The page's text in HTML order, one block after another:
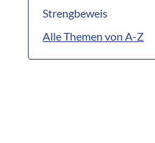
Strengbeweis
Alle Themen von A-Z